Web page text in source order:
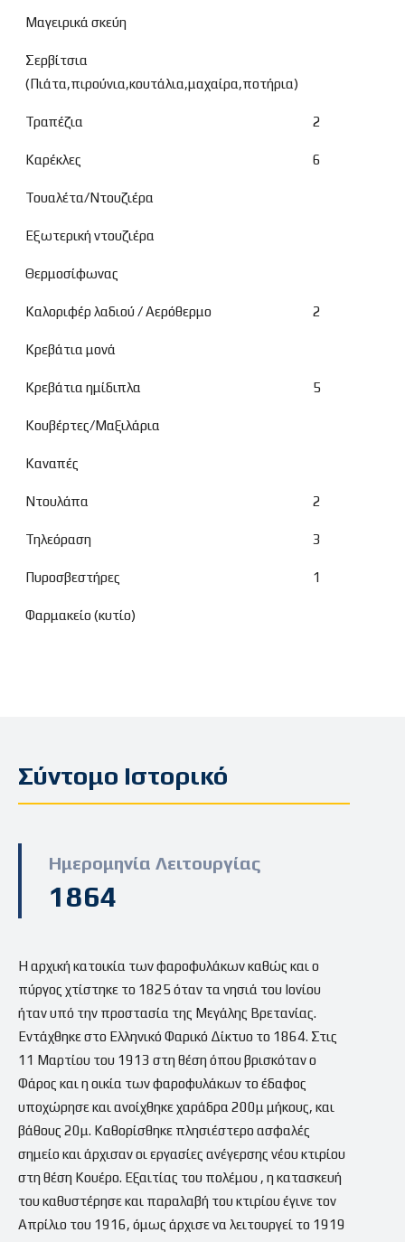
Μαγειρικά σκεύη
Σερβίτσια
(Πιάτα,πιρούνια,κουτάλια,μαχαίρα,ποτήρια)
Τραπέζια 2
Καρέκλες 6
Τουαλέτα/Ντουζιέρα
Εξωτερική ντουζιέρα
Θερμοσίφωνας
Καλοριφέρ λαδιού / Αερόθερμο 2
Κρεβάτια μονά
Κρεβάτια ημίδιπλα 5
Κουβέρτες/Μαξιλάρια
Καναπές
Ντουλάπα 2
Τηλεόραση 3
Πυροσβεστήρες 1
Φαρμακείο (κυτίο)
Σύντομο Ιστορικό
Ημερομηνία Λειτουργίας
1864
Η αρχική κατοικία των φαροφυλάκων καθώς και ο
πύργος χτίστηκε το 1825 όταν τα νησιά του Ιονίου
ήταν υπό την προστασία της Μεγάλης Βρετανίας.
Εντάχθηκε στο Ελληνικό Φαρικό Δίκτυο το 1864. Στις
11 Μαρτίου του 1913 στη θέση όπου βρισκόταν ο
Φάρος και η οικία των φαροφυλάκων το έδαφος
υποχώρησε και ανοίχθηκε χαράδρα 200μ μήκους, και
βάθους 20μ. Καθορίσθηκε πλησιέστερο ασφαλές
σημείο και άρχισαν οι εργασίες ανέγερσης νέου κτιρίου
στη θέση Κουέρο. Εξαιτίας του πολέμου , η κατασκευή
του καθυστέρησε και παραλαβή του κτιρίου έγινε τον
Απρίλιο του 1916, όμως άρχισε να λειτουργεί το 1919